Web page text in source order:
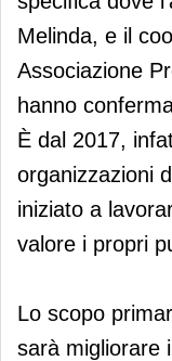
Melinda, e il
Associazione
hanno
È dal 2017,
organizzazioni
iniziato a
valore i propri
Lo scopo
sarà migliorare